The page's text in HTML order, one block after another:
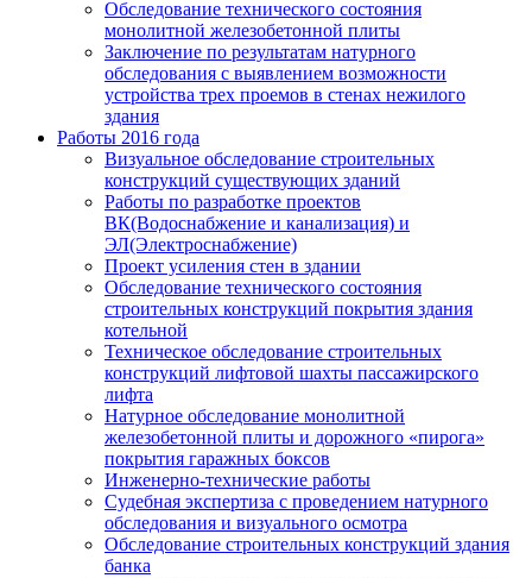
Обследование технического состояния
монолитной железобетонной плиты
Заключение по результатам натурного
обследования с выявлением возможности
устройства трех проемов в стенах нежилого
здания
Работы 2016 года
Визуальное обследование строительных
конструкций существующих зданий
Работы по разработке проектов
ВК(Водоснабжение и канализация) и
ЭЛ(Электроснабжение)
Проект усиления стен в здании
Обследование технического состояния
строительных конструкций покрытия здания
котельной
Техническое обследование строительных
конструкций лифтовой шахты пассажирского
лифта
Натурное обследование монолитной
железобетонной плиты и дорожного «пирога»
покрытия гаражных боксов
Инженерно-технические работы
Судебная экспертиза с проведением натурного
обследования и визуального осмотра
Обследование строительных конструкций здания
банка